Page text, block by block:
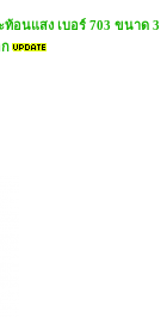
อนแสง เบอร์ 703 ขนาด 3